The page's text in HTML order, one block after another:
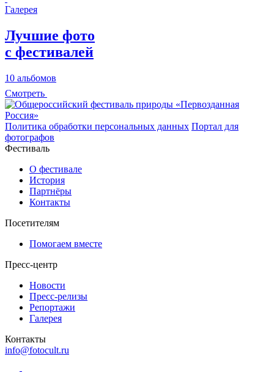
Галерея
Лучшие фото
с фестивалей
10 альбомов
Смотреть
Политика обработки персональных данных Портал для
фотографов
Фестиваль
О фестивале
История
Партнёры
Контакты
Посетителям
Помогаем вместе
Пресс-центр
Новости
Пресс-релизы
Репортажи
Галерея
Контакты
info@fotocult.ru